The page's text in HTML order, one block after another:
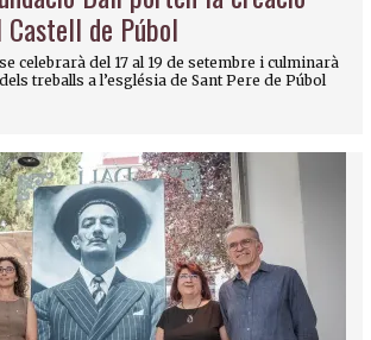
de Púbol
celebrarà del 17 al 19 de setembre i culminarà
treballs a l’església de Sant Pere de Púbol